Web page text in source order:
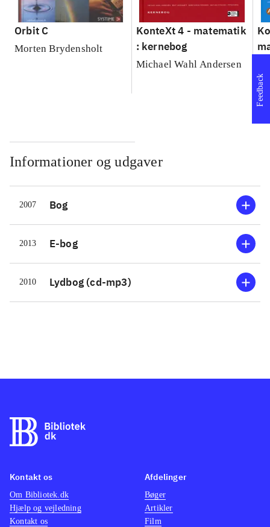
Orbit C
Morten Brydensholt
KonteXt 4 - matematik
: kernebog
Michael Wahl Andersen
Informationer og udgaver
2007 Bog
2013 E-bog
2010 Lydbog (cd-mp3)
Feedback
Kontakt os
Om Bibliotek.dk
Hjælp og vejledning
Kontakt os
Afdelinger
Bøger
Artikler
Film